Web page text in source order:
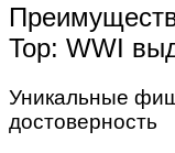
Top: WWI
Уникальные
достоверность